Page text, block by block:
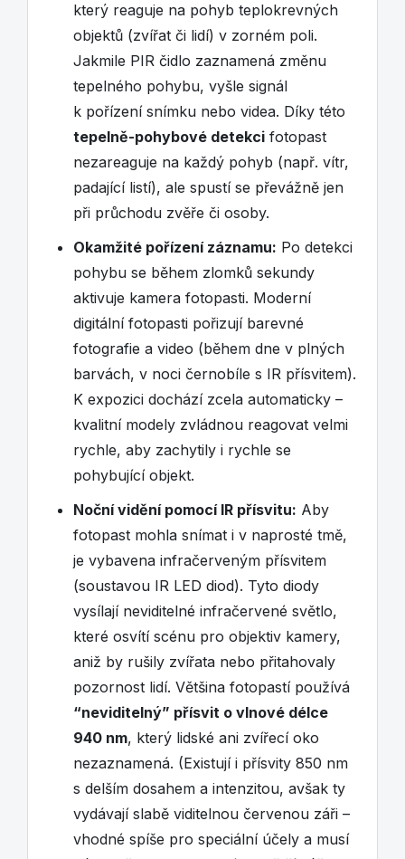
který reaguje na pohyb teplokrevných
objektů (zvířat či lidí) v zorném poli.
Jakmile PIR čidlo zaznamená změnu
tepelného pohybu, vyšle signál
k pořízení snímku nebo videa. Díky této
tepelně-pohybové detekci fotopast
nezareaguje na každý pohyb (např. vítr,
padající listí), ale spustí se převážně jen
při průchodu zvěře či osoby.
Okamžité pořízení záznamu: Po detekci
pohybu se během zlomků sekundy
aktivuje kamera fotopasti. Moderní
digitální fotopasti pořizují barevné
fotografie a video (během dne v plných
barvách, v noci černobíle s IR přísvitem).
K expozici dochází zcela automaticky –
kvalitní modely zvládnou reagovat velmi
rychle, aby zachytily i rychle se
pohybující objekt.
Noční vidění pomocí IR přísvitu: Aby
fotopast mohla snímat i v naprosté tmě,
je vybavena infračerveným přísvitem
(soustavou IR LED diod). Tyto diody
vysílají neviditelné infračervené světlo,
které osvítí scénu pro objektiv kamery,
aniž by rušily zvířata nebo přitahovaly
pozornost lidí. Většina fotopastí používá
“neviditelný” přísvit o vlnové délce
940 nm, který lidské ani zvířecí oko
nezaznamená. (Existují i přísvity 850 nm
s delším dosahem a intenzitou, avšak ty
vydávají slabě viditelnou červenou záři –
vhodné spíše pro speciální účely a musí